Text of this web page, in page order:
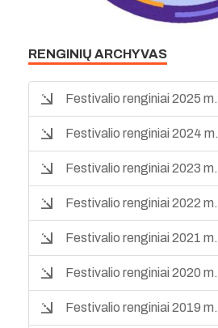
RENGINIŲ ARCHYVAS
Festivalio renginiai 2025 m.
Festivalio renginiai 2024 m.
Festivalio renginiai 2023 m.
Festivalio renginiai 2022 m.
Festivalio renginiai 2021 m.
Festivalio renginiai 2020 m.
Festivalio renginiai 2019 m.